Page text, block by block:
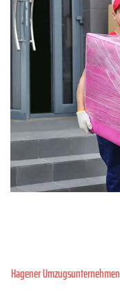
Hagener Umzugsunternehmen